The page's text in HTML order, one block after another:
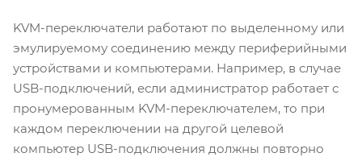
KVM-переключатели работают по выделенному или
эмулируемому соединению между периферийными
устройствами и компьютерами. Например, в случае
USB-подключений, если администратор работает с
пронумерованным KVM-переключателем, то при
каждом переключении на другой целевой
компьютер USB-подключения должны повторно